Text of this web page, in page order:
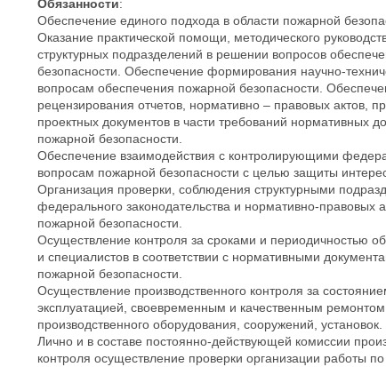
Обязанности:
Обеспечение единого подхода в области пожарной
Оказание практической помощи, методического
структурных подразделений в решении вопросов
безопасности. Обеспечение формирования научно-
вопросам обеспечения пожарной безопасности.
рецензирования отчетов, нормативно – правовых актов,
проектных документов в части требований нормативных
пожарной безопасности.
Обеспечение взаимодействия с контролирующими
вопросам пожарной безопасности с целью защиты
Организация проверки, соблюдения структурными
федерального законодательства и нормативно-правовых
пожарной безопасности.
Осуществление контроля за сроками и периодичностью
и специалистов в соответствии с нормативными
пожарной безопасности.
Осуществление производственного контроля за
эксплуатацией, своевременным и качественным
производственного оборудования, сооружений, установок.
Лично и в составе постоянно-действующей комиссии
контроля осуществление проверки организации работы